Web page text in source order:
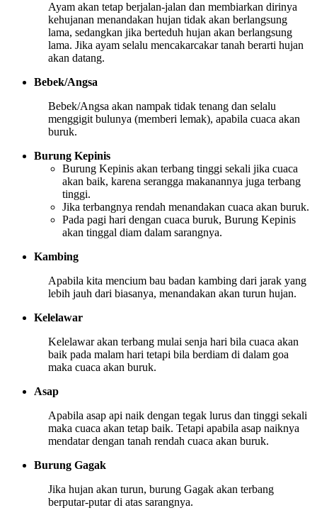
Ayam akan tetap berjalan-jalan dan membiarkan dirinya
kehujanan menandakan hujan tidak akan berlangsung
lama, sedangkan jika berteduh hujan akan berlangsung
lama. Jika ayam selalu mencakar­cakar tanah berarti hujan
akan datang.
Bebek/Angsa
Bebek/Angsa akan nampak tidak tenang dan selalu
menggigit bulunya (memberi lemak), apabila cuaca akan
buruk.
Burung Kepinis
Burung Kepinis akan terbang tinggi sekali jika cuaca
akan baik, karena serangga makanannya juga terbang
tinggi.
Jika terbangnya rendah menandakan cuaca akan buruk.
Pada pagi hari dengan cuaca buruk, Burung Kepinis
akan tinggal diam dalam sarangnya.
Kambing
Apabila kita mencium bau badan kambing dari jarak yang
lebih jauh dari biasanya, menandakan akan turun hujan.
Kelelawar
Kelelawar akan terbang mulai senja hari bila cuaca akan
baik pada malam hari tetapi bila berdiam di dalam goa
maka cuaca akan buruk.
Asap
Apabila asap api naik dengan tegak lurus dan tinggi sekali
maka cuaca akan tetap baik. Tetapi apabila asap naiknya
mendatar dengan tanah rendah cuaca akan buruk.
Burung Gagak
Jika hujan akan turun, burung Gagak akan terbang
berputar-putar di atas sarangnya.